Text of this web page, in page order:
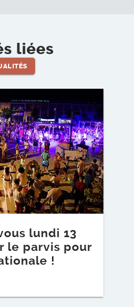
liées
lundi 13
le parvis pour
!